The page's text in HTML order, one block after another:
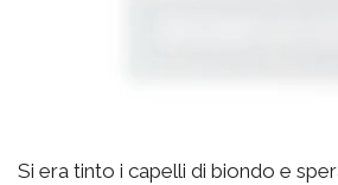
Si era tinto i capelli di biondo e